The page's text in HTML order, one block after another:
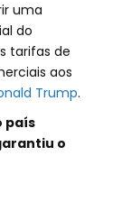
uma
do
tarifas de
aos
Trump.
país
o